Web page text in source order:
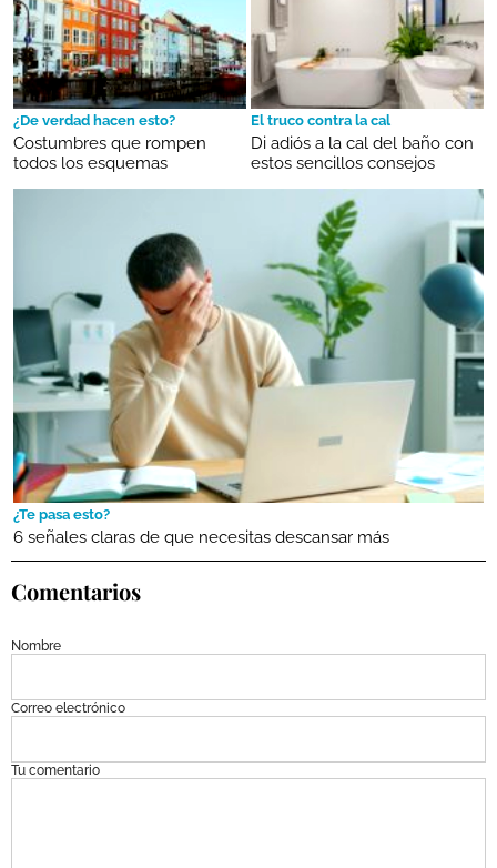
¿De verdad hacen esto?
Costumbres que rompen
todos los esquemas
El truco contra la cal
Di adiós a la cal del baño con
estos sencillos consejos
¿Te pasa esto?
6 señales claras de que necesitas descansar más
Comentarios
Nombre
Correo electrónico
Tu comentario